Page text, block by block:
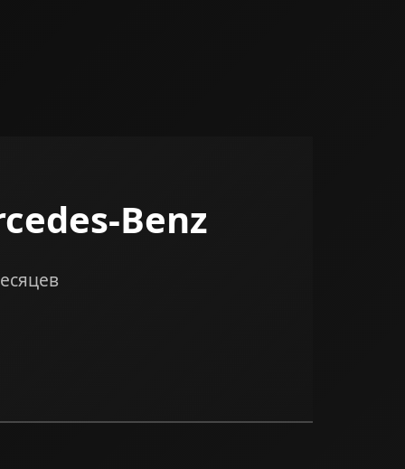
Benz